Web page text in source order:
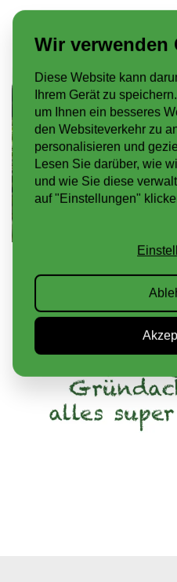
Wir verwenden
Diese Website kann
Ihrem Gerät zu
um Ihnen ein besseres
den Websiteverkehr zu
personalisieren und
Lesen Sie darüber, wie
und wie Sie diese
auf "Einstellungen"